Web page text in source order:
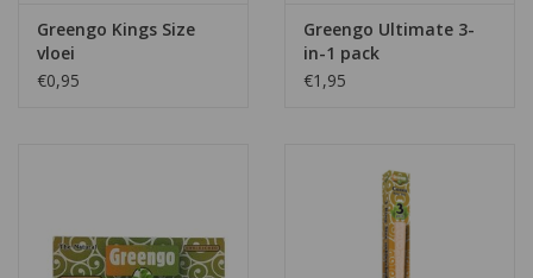
Greengo Kings Size
vloei
€0,95
Greengo Ultimate 3-
in-1 pack
€1,95